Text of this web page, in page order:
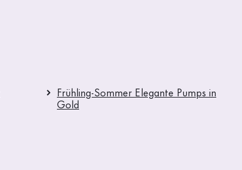
Frühling-Sommer Elegante Pumps in
Gold